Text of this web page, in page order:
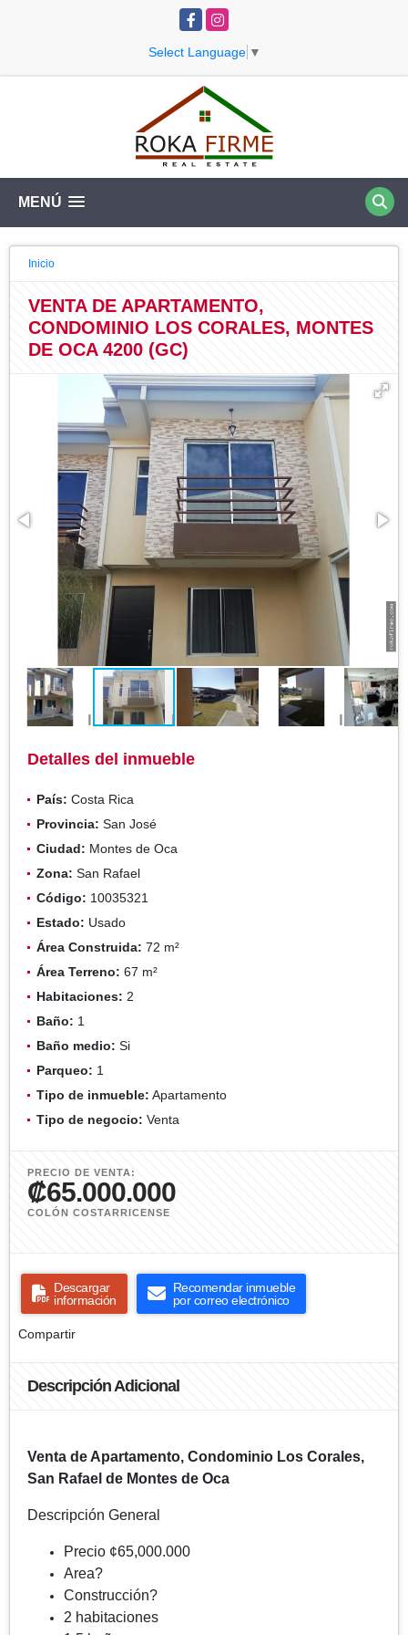
FacebookInstagram
Select Language ▼
MENÚ
Inicio
VENTA DE APARTAMENTO,
CONDOMINIO LOS CORALES, MONTES
DE OCA 4200 (GC)
Detalles del inmueble
País: Costa Rica
Provincia: San José
Ciudad: Montes de Oca
Zona: San Rafael
Código: 10035321
Estado: Usado
Área Construida: 72 m²
Área Terreno: 67 m²
Habitaciones: 2
Baño: 1
Baño medio: Si
Parqueo: 1
Tipo de inmueble: Apartamento
Tipo de negocio: Venta
PRECIO DE VENTA:
₡65.000.000
COLÓN COSTARRICENSE
Descargar
información
Recomendar inmueble
por correo electrónico
Compartir
Descripción Adicional
Venta de Apartamento, Condominio Los Corales,
San Rafael de Montes de Oca
Descripción General
Precio ¢65,000.000
Area?
Construcción?
2 habitaciones